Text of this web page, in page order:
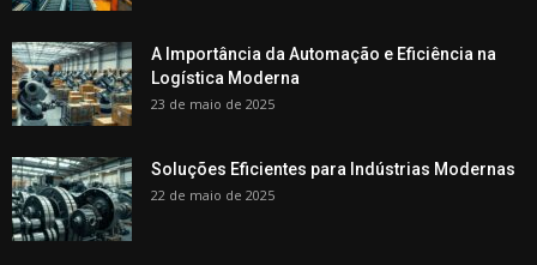
A Importância da Automação e Eficiência na
Logística Moderna
23 de maio de 2025
Soluções Eficientes para Indústrias Modernas
22 de maio de 2025